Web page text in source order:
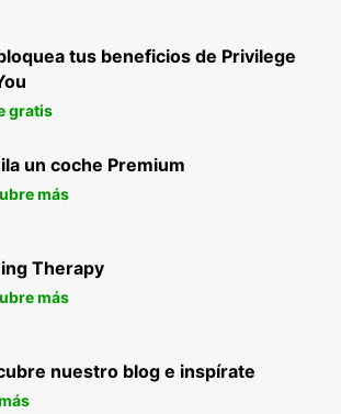
tus beneficios de Privilege
gratis
un coche Premium
más
Therapy
más
nuestro blog e inspírate